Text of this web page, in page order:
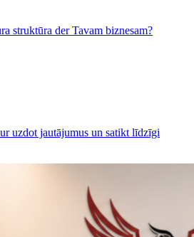
der Tavam biznesam?
uzdot jautājumus un satikt līdzīgi